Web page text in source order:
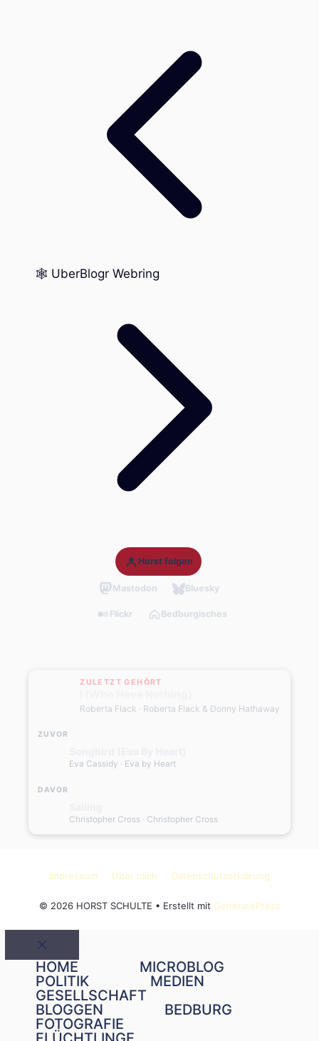
🕸️ UberBlogr Webring
Horst folgen
Mastodon Bluesky
Flickr Bedburgisches
ZULETZT GEHÖRT
Roberta Flack · Roberta Flack & Donny Hathaway
ZUVOR
Eva Cassidy · Eva by Heart
DAVOR
Christopher Cross · Christopher Cross
Impressum Über mich Datenschutzerklärung
© 2026 HORST SCHULTE • Erstellt mit GeneratePress
Schließen
HOME
MICROBLOG
POLITIK
MEDIEN
GESELLSCHAFT
BLOGGEN
BEDBURG
FOTOGRAFIE